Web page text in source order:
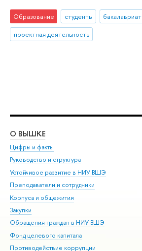
Образование студенты
бакалавриат
проектная деятельность
О ВЫШКЕ
Цифры и факты
Руководство и структура
Устойчивое развитие в НИУ ВШЭ
Преподаватели и сотрудники
Корпуса и общежития
Закупки
Обращения граждан в НИУ ВШЭ
Фонд целевого капитала
Противодействие коррупции